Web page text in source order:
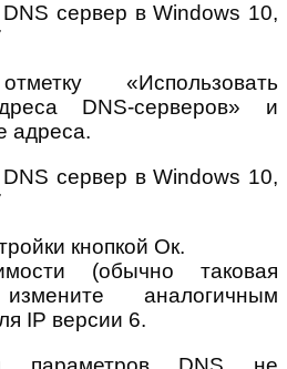
«Использовать
DNS-серверов» и
адреса.
кнопкой Ок.
(обычно таковая
измените аналогичным
IP версии 6.